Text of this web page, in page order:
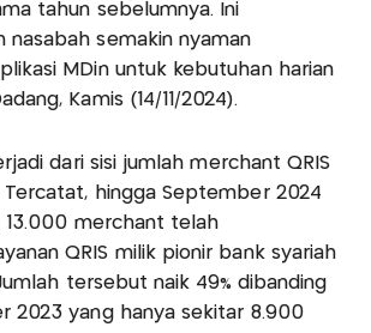
tahun sebelumnya. Ini
nasabah semakin nyaman
MDin untuk kebutuhan harian
Kamis (14/11/2024).
dari sisi jumlah merchant QRIS
Tercatat, hingga September 2024
13.000 merchant telah
QRIS milik pionir bank syariah
tersebut naik 49% dibanding
2023 yang hanya sekitar 8.900